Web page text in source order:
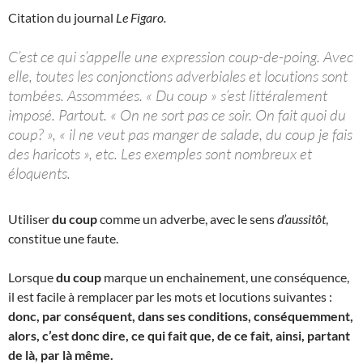
Citation du journal Le Figaro.
C’est ce qui s’appelle une expression coup-de-poing. Avec
elle, toutes les conjonctions adverbiales et locutions sont
tombées. Assommées. « Du coup » s’est littéralement
imposé. Partout. « On ne sort pas ce soir. On fait quoi du
coup? », « il ne veut pas manger de salade, du coup je fais
des haricots », etc. Les exemples sont nombreux et
éloquents.
Utiliserdu coupcomme un adverbe, avec le sensd’aussitôt,
constitue une faute.
Lorsquedu coup marque un enchainement, une conséquence,
il est facile à remplacer par les mots et locutions suivantes :
donc, par conséquent, dans ses conditions, conséquemment,
alors, c’est donc dire, ce qui fait que, de ce fait, ainsi, partant
de là, par là même.